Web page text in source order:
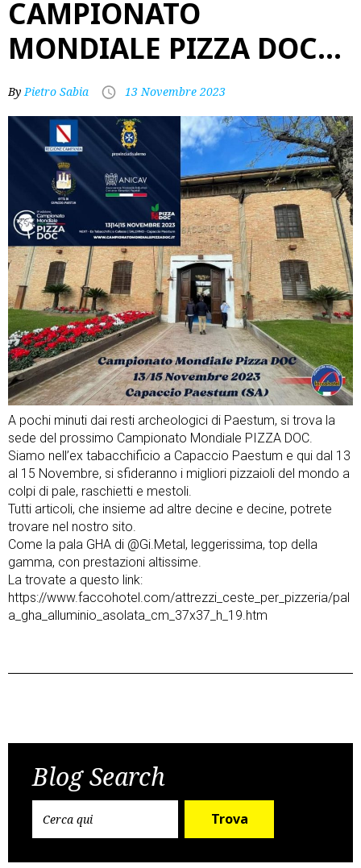
CAMPIONATO
MONDIALE PIZZA DOC…
ByPietro Sabia 13 Novembre 2023
A pochi minuti dai resti archeologici di Paestum, si trova la
sede del prossimo Campionato Mondiale PIZZA DOC.
Siamo nell’ex tabacchificio a Capaccio Paestum e qui dal 13
al 15 Novembre, si sfideranno i migliori pizzaioli del mondo a
colpi di pale, raschietti e mestoli.
Tutti articoli, che insieme ad altre decine e decine, potrete
trovare nel nostro sito.
Come la pala GHA di @Gi.Metal, leggerissima, top della
gamma, con prestazioni altissime.
La trovate a questo link:
https://www.faccohotel.com/attrezzi_ceste_per_pizzeria/pal
a_gha_alluminio_asolata_cm_37x37_h_19.htm
navigation
Blog Search
Trova